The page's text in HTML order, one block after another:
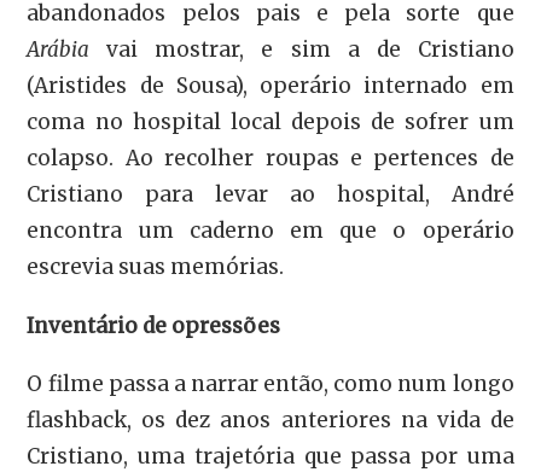
abandonados pelos pais e pela sorte que
Arábiavai mostrar, e sim a de Cristiano
(Aristides de Sousa), operário internado em
coma no hospital local depois de sofrer um
colapso. Ao recolher roupas e pertences de
Cristiano para levar ao hospital, André
encontra um caderno em que o operário
escrevia suas memórias.
Inventário de opressões
O filme passa a narrar então, como num longo
flashback, os dez anos anteriores na vida de
Cristiano, uma trajetória que passa por uma